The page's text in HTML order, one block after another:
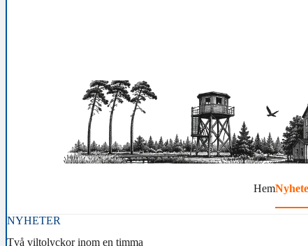
Hem
NYHETER
Två viltolyckor inom en timma